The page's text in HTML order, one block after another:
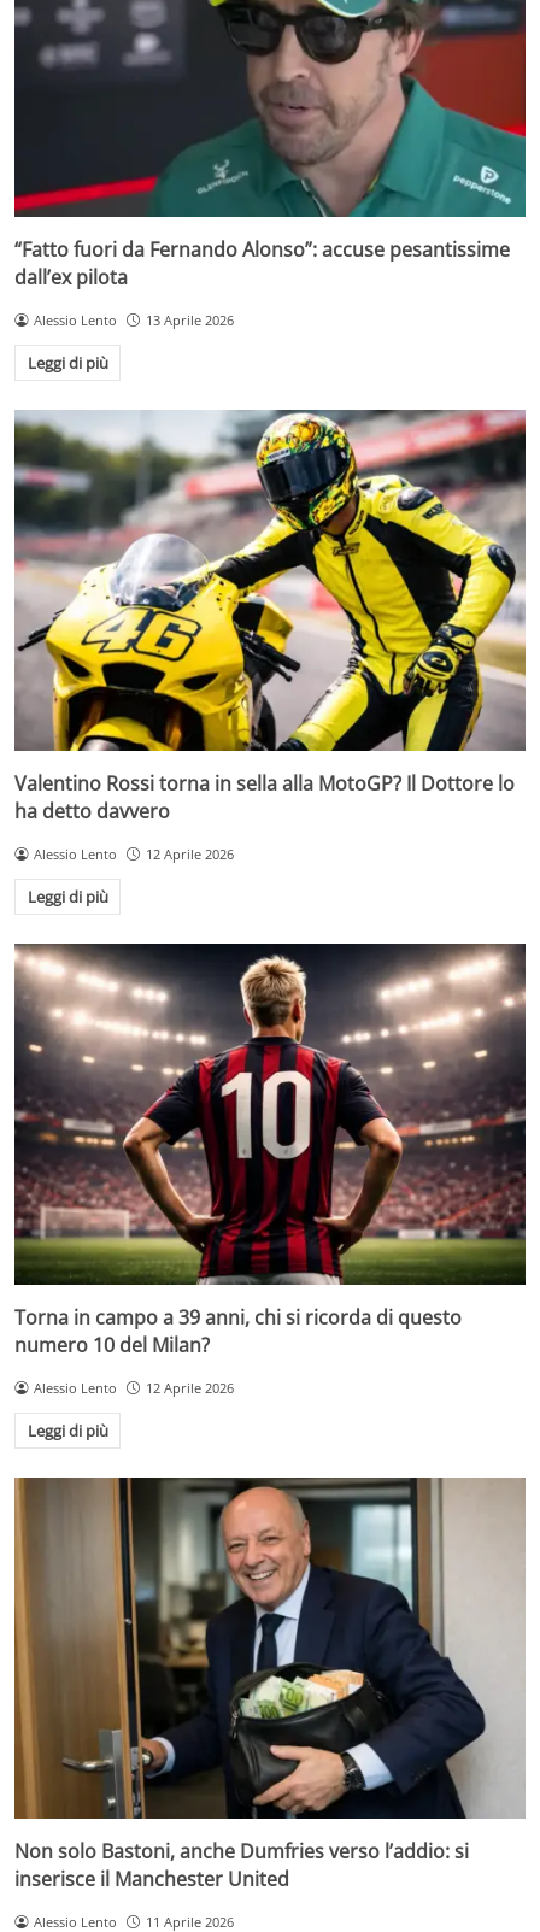
“Fatto fuori da Fernando Alonso”: accuse pesantissime
dall’ex pilota
Alessio Lento 13 Aprile 2026
Leggi di più
Valentino Rossi torna in sella alla MotoGP? Il Dottore lo
ha detto davvero
Alessio Lento 12 Aprile 2026
Leggi di più
Torna in campo a 39 anni, chi si ricorda di questo
numero 10 del Milan?
Alessio Lento 12 Aprile 2026
Leggi di più
Non solo Bastoni, anche Dumfries verso l’addio: si
inserisce il Manchester United
Alessio Lento 11 Aprile 2026